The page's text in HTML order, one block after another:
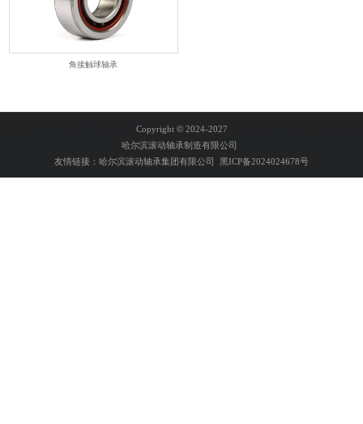
角接触球轴承
Copyright ©2024-2027
哈尔滨滚动轴承制造有限公司
友情链接： 哈尔滨滚动轴承集团有限公司 黑ICP备2024024678号